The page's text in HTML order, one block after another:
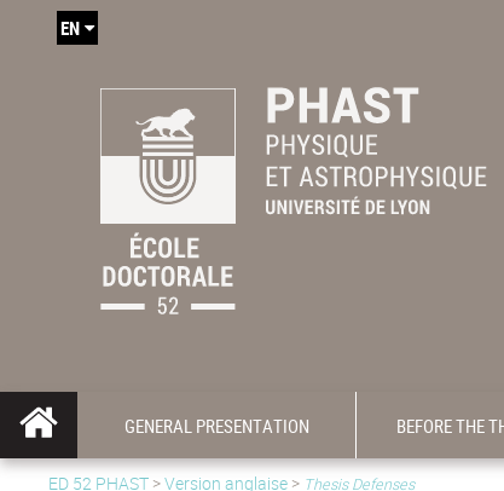
EN
GENERAL PRESENTATION BEFORE THE
ED 52 PHAST >Version anglaise > Thesis Defenses